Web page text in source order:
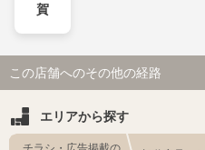
賀
この店舗へのその他の経路
エリアから探す